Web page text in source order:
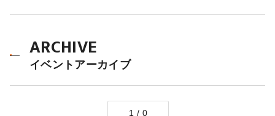
ARCHIVE
イベントアーカイブ
1 / 0